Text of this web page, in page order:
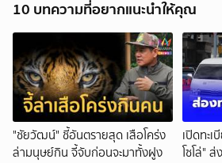
10 บทความที่อยากแนะนำให้คุณ
"ชัยวัฒน์" ชี้อันตรายสุด เสือโคร่ง
ล่ามนุษย์กิน จี้จับก่อนจะมาทั้งฝูง
เปิดทะ
โซโล่"